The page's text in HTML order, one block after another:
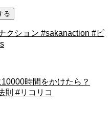
る
クション #sakanaction #ピ
時間をかけたら？
則 #リコリコ